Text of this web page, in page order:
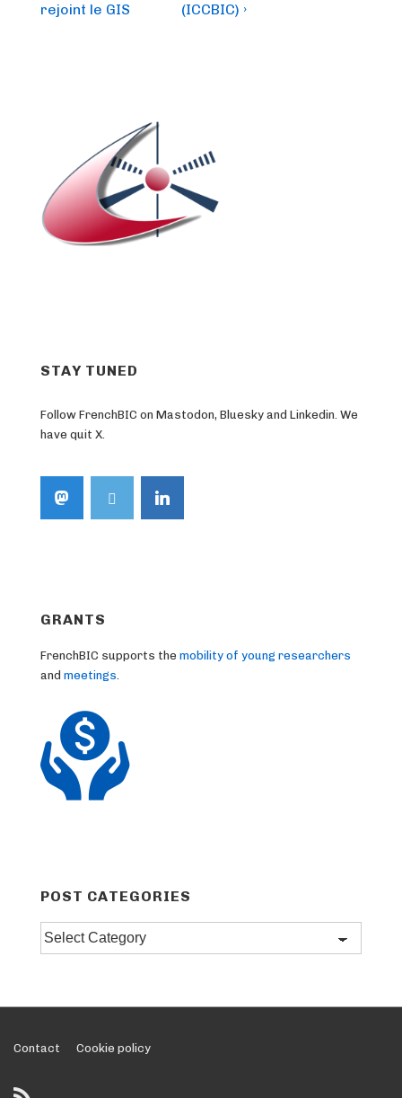
rejoint le GIS
(ICCBIC) ›
STAY TUNED
Follow FrenchBIC on Mastodon, Bluesky and Linkedin. We
have quit X.
GRANTS
FrenchBIC supports the mobility of young researchers
and meetings
POST CATEGORIES
Post
categories
Footer
Menu
Contact Cookie policy